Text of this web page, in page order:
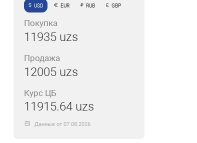
USD EUR RUB GBP
Покупка
11935 uzs
Продажа
12005 uzs
Курс ЦБ
11915.64 uzs
Данные от 07.08.2026